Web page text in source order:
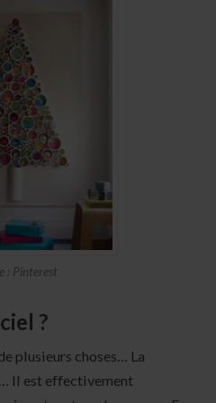
: Pinterest
?
plusieurs choses… La
Il est effectivement